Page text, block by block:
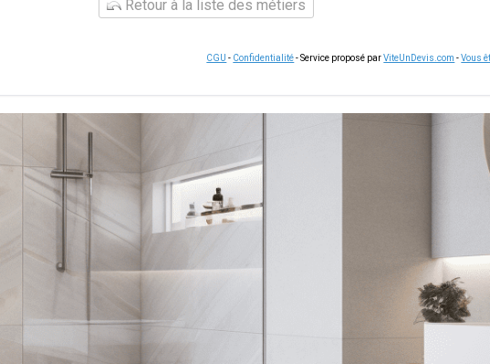
Retour à la liste des métiers
CGU - Confidentialité- Service proposé parViteUnDevis.com -Vous